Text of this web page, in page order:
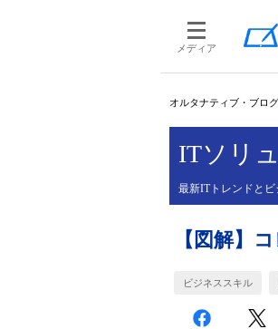
メディア
オルタナティブ・ブログ
ITソリ
最新ITトレンドとビ
【図解】
ビジネススキル